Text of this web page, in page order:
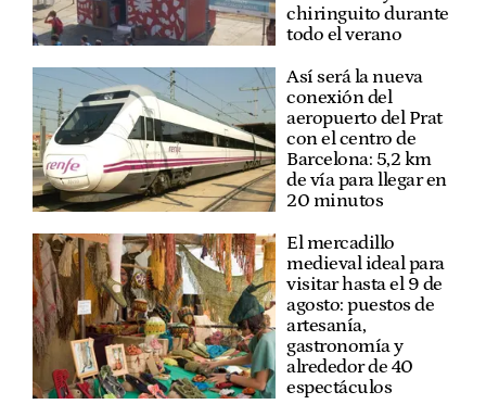
chiringuito durante
todo el verano
Así será la nueva
conexión del
aeropuerto del Prat
con el centro de
Barcelona: 5,2 km
de vía para llegar en
20 minutos
El mercadillo
medieval ideal para
visitar hasta el 9 de
agosto: puestos de
artesanía,
gastronomía y
alrededor de 40
espectáculos